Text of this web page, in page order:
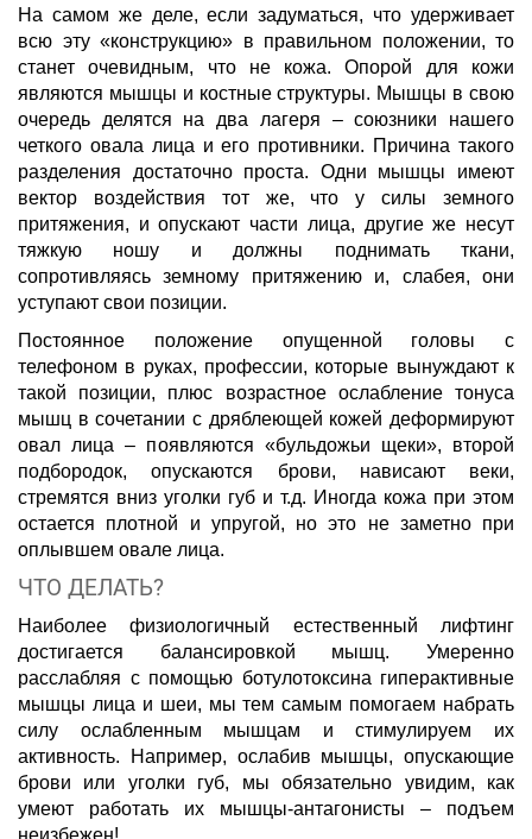
На самом же деле, если задуматься, что удерживает
всю эту «конструкцию» в правильном положении, то
станет очевидным, что не кожа. Опорой для кожи
являются мышцы и костные структуры. Мышцы в свою
очередь делятся на два лагеря – союзники нашего
четкого овала лица и его противники. Причина такого
разделения достаточно проста. Одни мышцы имеют
вектор воздействия тот же, что у силы земного
притяжения, и опускают части лица, другие же несут
тяжкую ношу и должны поднимать ткани,
сопротивляясь земному притяжению и, слабея, они
уступают свои позиции.
Постоянное положение опущенной головы с
телефоном в руках, профессии, которые вынуждают к
такой позиции, плюс возрастное ослабление тонуса
мышц в сочетании с дряблеющей кожей деформируют
овал лица – появляются «бульдожьи щеки», второй
подбородок, опускаются брови, нависают веки,
стремятся вниз уголки губ и т.д. Иногда кожа при этом
остается плотной и упругой, но это не заметно при
оплывшем овале лица.
ЧТО ДЕЛАТЬ?
Наиболее физиологичный естественный лифтинг
достигается балансировкой мышц. Умеренно
расслабляя с помощью ботулотоксина гиперактивные
мышцы лица и шеи, мы тем самым помогаем набрать
силу ослабленным мышцам и стимулируем их
активность. Например, ослабив мышцы, опускающие
брови или уголки губ, мы обязательно увидим, как
умеют работать их мышцы-антагонисты – подъем
неизбежен!